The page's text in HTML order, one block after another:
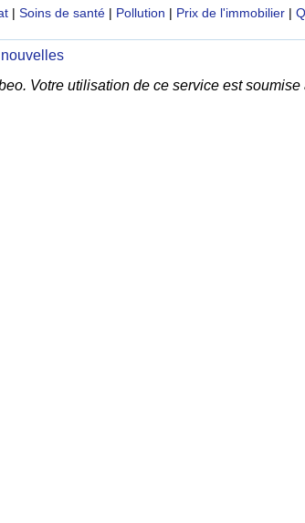
| Soins de santé | Pollution | Prix de l'immobilier |
Votre utilisation de ce service est soumise